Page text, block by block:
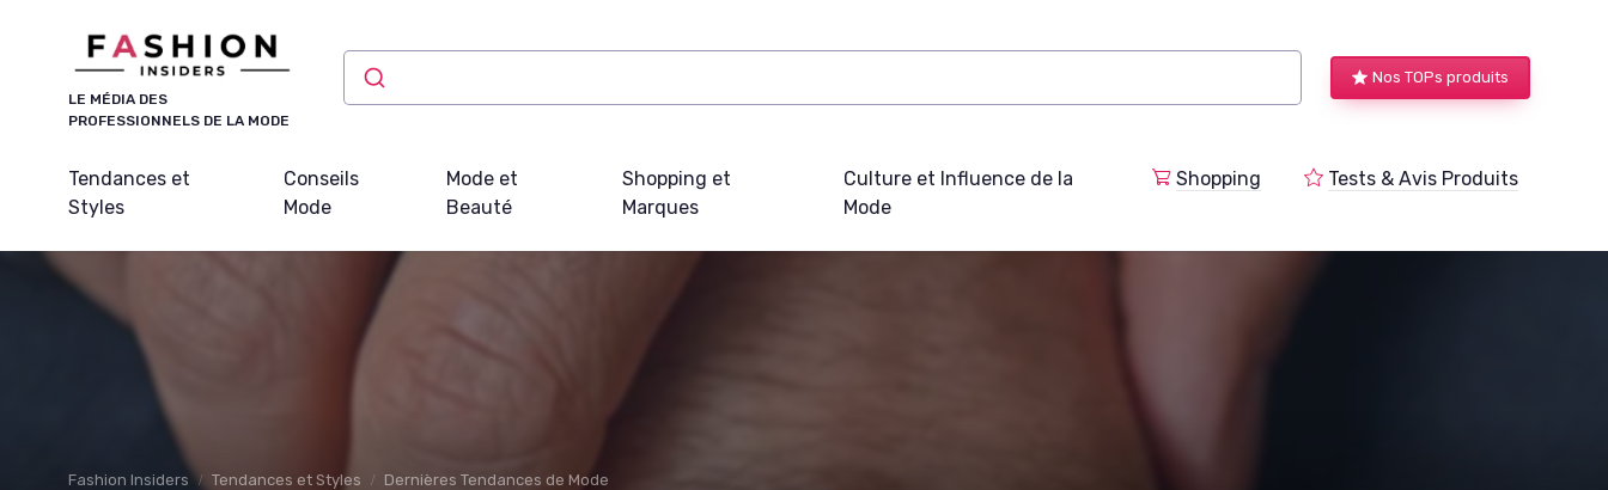
LE MÉDIA DES
PROFESSIONNELS DE LA MODE
Nos TOPs produits
Tendances et
Styles
Conseils
Mode
Mode et
Beauté
Shopping et
Marques
Culture et Influence de la
Mode
Shopping Tests & Avis Produits
Fashion Insiders Tendances et Styles Dernières Tendances de Mode